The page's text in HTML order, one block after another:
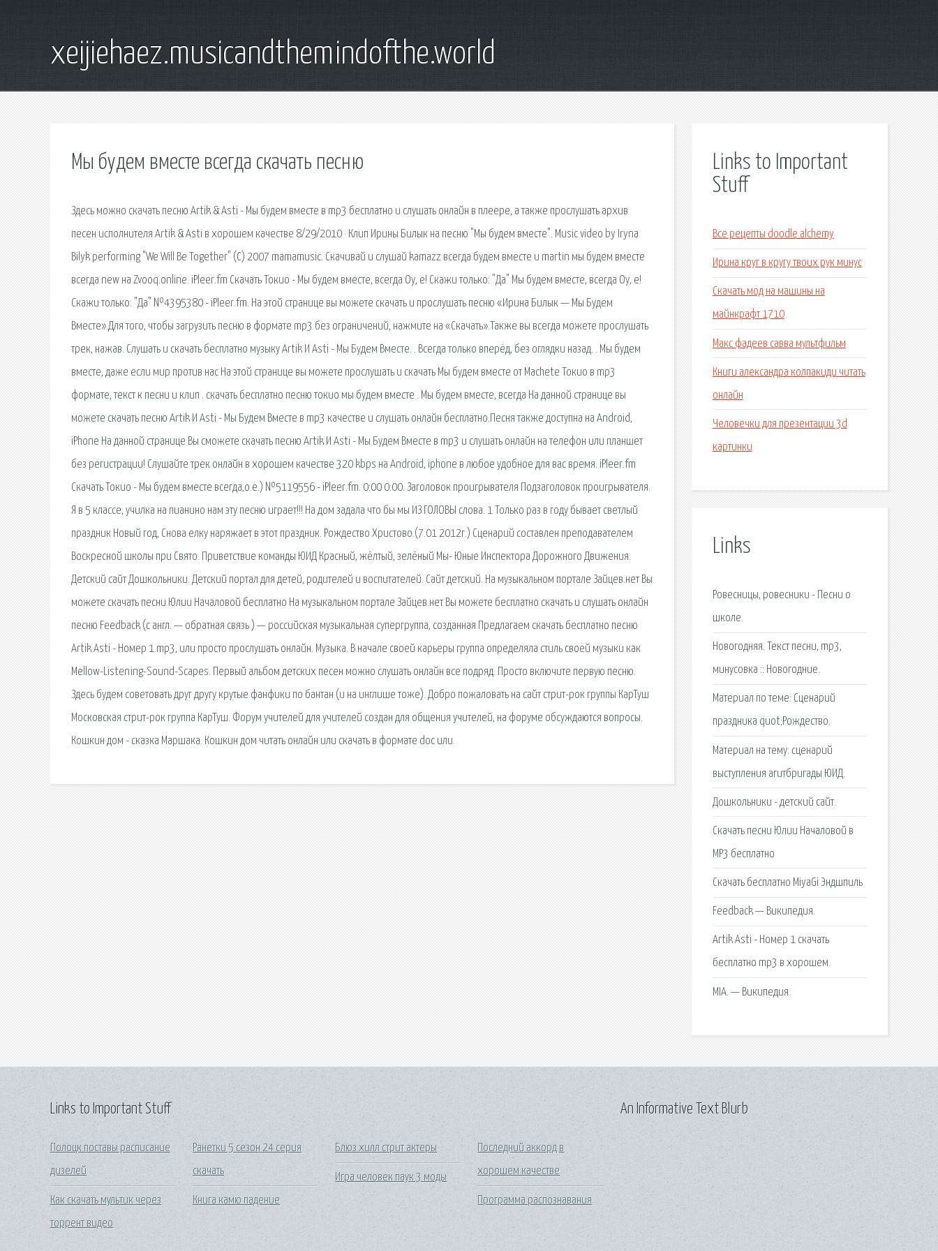
xeijiehaez.musicandthemindofthe.world
Мы будем вместе всегда скачать песню
Здесь можно скачать песню Artik & Asti - Мы будем вместе в mp3 бесплатно и слушать онлайн в плеере, а также прослушать архив
песен исполнителя Artik & Asti в хорошем качестве 8/29/2010 · Клип Ирины Билык на песню "Мы будем вместе". Music video by Iryna
Bilyk performing "We Will Be Together" (C) 2007 mamamusic. Скачивай и слушай kamazz всегда будем вместе и martin мы будем вместе
всегда new на Zvooq.online. iPleer.fm Скачать Токио - Мы будем вместе, всегда Оу, е! Скажи только: "Да" Мы будем вместе, всегда Оу, е!
Скажи только: "Да" №4395380 - iPleer.fm. На этой странице вы можете скачать и прослушать песню «Ирина Билык — Мы Будем
Вместе».Для того, чтобы загрузить песню в формате mp3 без ограничений, нажмите на «Скачать».Также вы всегда можете прослушать
трек, нажав. Слушать и скачать бесплатно музыку Artik И Asti - Мы Будем Вместе. . Всегда только вперёд, без оглядки назад. . Мы будем
вместе, даже если мир против нас На этой странице вы можете прослушать и скачать Мы будем вместе от Machete Токио в mp3
формате, текст к песни и клип . скачать бесплатно песню токио мы будем вместе . Мы будем вместе, всегда На данной странице вы
можете скачать песню Artik И Asti - Мы Будем Вместе в mp3 качестве и слушать онлайн бесплатно.Песня также доступна на Android,
iPhone На данной странице Вы сможете скачать песню Artik И Asti - Мы Будем Вместе в mp3 и слушать онлайн на телефон или планшет
без регистрации! Слушайте трек онлайн в хорошем качестве 320 kbps на Android, iphone в любое удобное для вас время. iPleer.fm
Скачать Токио - Мы будем вместе всегда,о.е.) №5119556 - iPleer.fm. 0:00 0:00. Заголовок проигрывателя Подзаголовок проигрывателя.
Я в 5 классе, училка на пианино нам эту песню играет!!! На дом задала что бы мы ИЗ ГОЛОВЫ слова. 1 Только раз в году бывает светлый
праздник Новый год, Снова елку наряжает в этот праздник. Рождество Христово.(7.01 2012г.) Сценарий составлен преподавателем
Воскресной школы при Свято. Приветствие команды ЮИД Красный, жёлтый, зелёный Мы- Юные Инспектора Дорожного Движения.
Детский сайт Дошкольники. Детский портал для детей, родителей и воспитателей. Сайт детский. На музыкальном портале Зайцев.нет Вы
можете скачать песни Юлии Началовой бесплатно На музыкальном портале Зайцев.нет Вы можете бесплатно скачать и слушать онлайн
песню Feedback (с англ. — обратная связь ) — российская музыкальная супергруппа, созданная Предлагаем скачать бесплатно песню
Artik Asti - Номер 1.mp3, или просто прослушать онлайн. Музыка. В начале своей карьеры группа определяла стиль своей музыки как
Mellow-Listening-Sound-Scapes. Первый альбом детских песен можно слушать онлайн все подряд. Просто включите первую песню.
Здесь будем советовать друг другу крутые фанфики по бантан (и на инглише тоже). Добро пожаловать на сайт стрит-рок группы КарТуш
Московская стрит-рок группа КарТуш. Форум учителей для учителей создан для общения учителей, на форуме обсуждаются вопросы.
Кошкин дом - сказка Маршака. Кошкин дом читать онлайн или скачать в формате doc или.
Links to Important
Stuff
Все рецепты doodle alchemy
Ирина круг в кругу твоих рук минус
Скачать мод на машины на
майнкрафт 1710
Макс фадеев савва мультфильм
Книги александра колпакиди читать
онлайн
Человечки для презентации 3d
картинки
Links
Ровесницы, ровесники - Песни о
школе.
Новогодняя. Текст песни, mp3,
минусовка :: Новогодние.
Материал по теме: Сценарий
праздника quot;Рождество.
Материал на тему: сценарий
выступления агитбригады ЮИД.
Дошкольники - детский сайт.
Скачать песни Юлии Началовой в
MP3 бесплатно
Скачать бесплатно MiyaGi Эндшпиль
Feedback — Википедия.
Artik Asti - Номер 1 скачать
бесплатно mp3 в хорошем.
MIA. — Википедия.
Links to Important Stuff
Полоцк поставы расписание
дизелей
Как скачать мультик через
торрент видео
Ранетки 5 сезон 24 серия
скачать
Книга камю падение
Блюз хилл стрит актеры
Игра человек паук 3 моды
Последний аккорд в
хорошем качестве
Программа распознавания
An Informative Text Blurb